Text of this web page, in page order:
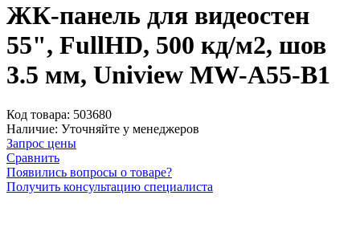
ЖК-панель для видеостен
55", FullHD, 500 кд/м2, шов
3.5 мм, Uniview MW-A55-B1
Код товара: 503680
Наличие: Уточняйте у менеджеров
Запрос цены
Сравнить
Появились вопросы о товаре?
Получить консультацию специалиста